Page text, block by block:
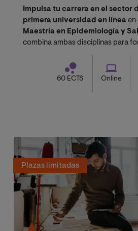
Impulsa tu carrera en el sector
primera universidad en líneaen
Maestría en Epidemiología y
combina ambas disciplinas para
competencias profesionales.
60 ECTS Online
Plazas limitadas